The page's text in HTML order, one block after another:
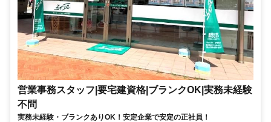
営業事務スタッフ|要宅建資格|ブランクOK|実務未経験
不問
実務未経験・ブランクありOK！安定企業で安定の正社員！